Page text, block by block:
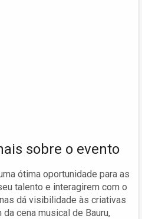
sobre o evento
ótima oportunidade para as
talento e interagirem com o
dá visibilidade às criativas
cena musical de Bauru,